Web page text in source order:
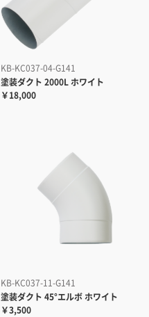
KB-KC037-04-G141
塗装ダクト 2000L ホワイト
￥18,000
KB-KC037-11-G141
塗装ダクト 45°エルボ ホワイト
￥3,500